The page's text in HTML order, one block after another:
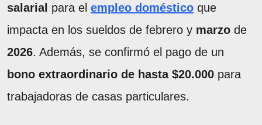
salarial para el empleo doméstico que
impacta en los sueldos de febrero y marzo de
2026. Además, se confirmó el pago de un
bono extraordinario de hasta $20.000 para
trabajadoras de casas particulares.